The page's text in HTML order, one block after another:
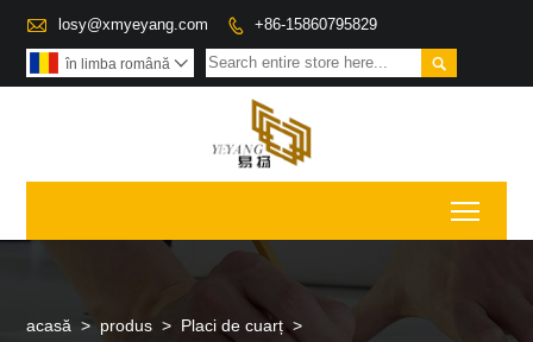
 losy@xmyeyang.com  +86-15860795829

în limba română 
acasă > produs > Placi de cuarț >